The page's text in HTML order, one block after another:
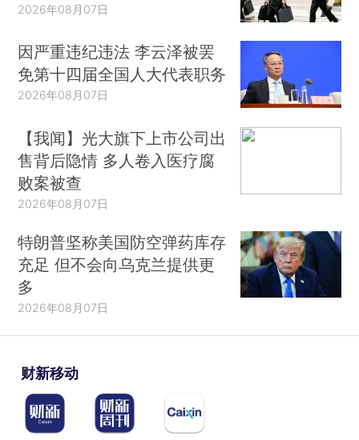
2026年08月07日
因严重违纪违法 李云泽被罢
免第十四届全国人大代表职务
2026年08月07日
【我闻】光大旗下上市公司出
售背后隐情 多人卷入医疗腐
败案被查
2026年08月07日
特朗普坚称美国防空弹药库存
充足 但不会向乌克兰提供更
多
2026年08月07日
财新移动